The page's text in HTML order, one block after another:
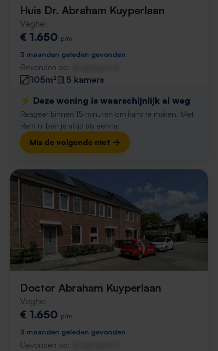
Huis Dr. Abraham Kuyperlaan
Veghel
€ 1.650 p/m
3 maanden geleden gevonden
Gevonden op:
105m²
5 kamers
⚡️ Deze woning is waarschijnlijk al weg
Reageer binnen 15 minuten om kans te maken. Met
Rent.nl ben je altijd als eerste!
Mis de volgende niet →
Doctor Abraham Kuyperlaan
Veghel
€ 1.650 p/m
3 maanden geleden gevonden
Gevonden op: